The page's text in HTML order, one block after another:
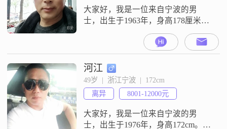
我看待生活很乐观积极，即使遇到
困
大家好，我是一位来自宁波的男
士，出生于1963年，身高178厘米。
我在宁波有着稳定的工作，月收入
在12001到20000元之间。虽然我的
学历是高中及以下，但我一直通过
自己的努力和实践，在工作中不断
学习和成长。我性格稳重可靠，做
事自信果断，有很强的责任感和事
业心。在生活中，我成熟稳重，真
诚待人，对待感情非常认真和投
入。我
河江
49岁  |  浙江宁波  |  172cm
离异
8001-12000元
大家好，我是一位来自宁波的男
士，出生于1976年，身高172cm。我